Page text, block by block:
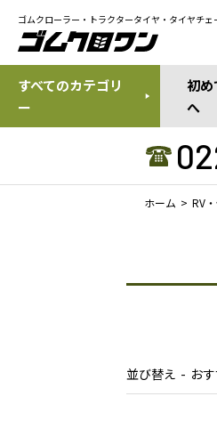
ゴムクローラー・トラクタータイヤ・タイヤチェ
すべてのカテゴリ
ー
初
へ
ホーム RV
並び替え お